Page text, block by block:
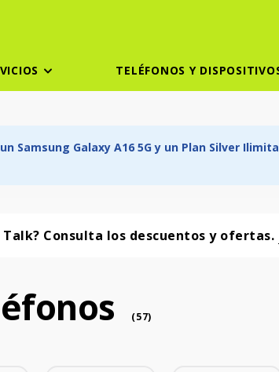
TELÉFONOS Y
Samsung Galaxy A16 5G y un Plan Silver
Consulta los descuentos y ofertas.
(57)